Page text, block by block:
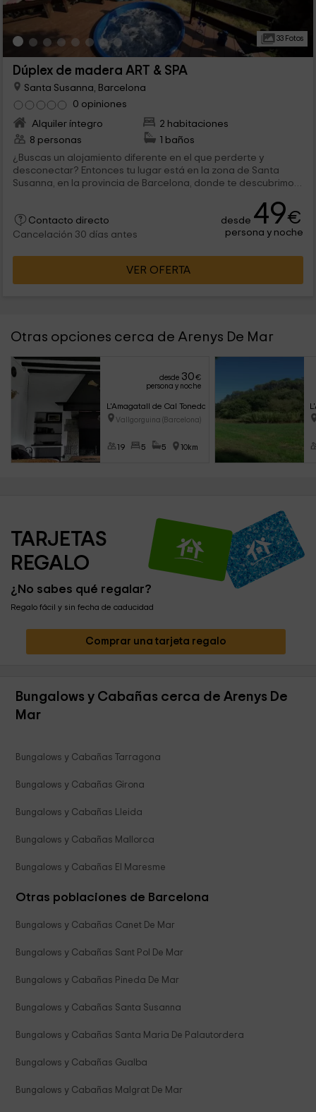
33 Fotos
Dúplex de madera ART & SPA
Santa Susanna, Barcelona
0 opiniones
Alquiler íntegro
2 habitaciones
8 personas
1 baños
¿Buscas un alojamiento diferente en el que perderte y
desconectar? Entonces tu lugar está en la zona de Santa
Susanna, en la provincia de Barcelona, donde te descubrimos
unas vistas a la naturaleza que te dejarán con la boca abierta.
¡Te esperamos!
Contacto directo
Cancelación 30 días antes
desde 49€
persona y noche
VER OFERTA
Otras opciones cerca de Arenys De Mar
desde 30€
persona y noche
L'Amagatall de Cal Tonedor 1
Vallgorguina (Barcelona)
19 5 5 10km
TARJETAS
REGALO
¿No sabes qué regalar?
Regalo fácil y sin fecha de caducidad
Comprar una tarjeta regalo
Bungalows y Cabañas cerca de Arenys De
Mar
Bungalows y Cabañas Tarragona
Bungalows y Cabañas Girona
Bungalows y Cabañas Lleida
Bungalows y Cabañas Mallorca
Bungalows y Cabañas El Maresme
Otras poblaciones de Barcelona
Bungalows y Cabañas Canet De Mar
Bungalows y Cabañas Sant Pol De Mar
Bungalows y Cabañas Pineda De Mar
Bungalows y Cabañas Santa Susanna
Bungalows y Cabañas Santa Maria De Palautordera
Bungalows y Cabañas Gualba
Bungalows y Cabañas Malgrat De Mar